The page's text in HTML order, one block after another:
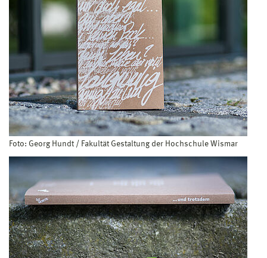
Foto: Georg Hundt / Fakultät Gestaltung der Hochschule Wismar